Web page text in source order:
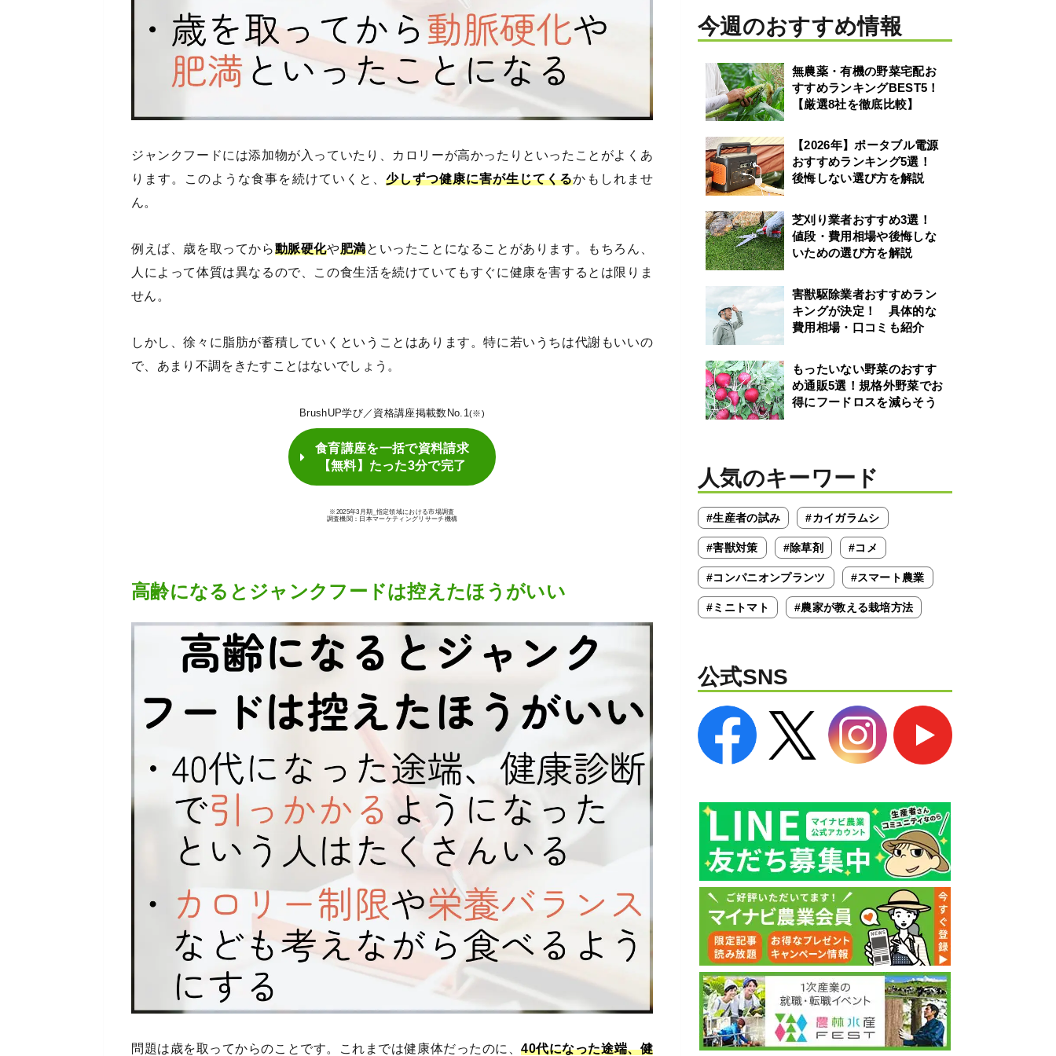
ジャンクフードには添加物が入っていたり、カロリーが高かったりといったことがよくあ
ります。このような食事を続けていくと、 少しずつ健康に害が生じてくるかもしれませ
ん。
例えば、歳を取ってから動脈硬化や肥満といったことになることがあります。もちろん、
人によって体質は異なるので、この食生活を続けていてもすぐに健康を害するとは限りま
せん。
しかし、徐々に脂肪が蓄積していくということはあります。特に若いうちは代謝もいいの
で、あまり不調をきたすことはないでしょう。
BrushUP学び／資格講座掲載数No.1 (※)
食育講座を一括で資料請求
【無料】たった3分で完了
※2025年3月期_指定領域における市場調査
調査機関：日本マーケティングリサーチ機構
高齢になるとジャンクフードは控えたほうがいい
問題は歳を取ってからのことです。これまでは健康体だったのに、40代になった途端、健
今週のおすすめ情報
無農薬・有機の野菜宅配お
すすめランキングBEST5！
【厳選8社を徹底比較】
【2026年】ポータブル電源
おすすめランキング5選！
後悔しない選び方を解説
芝刈り業者おすすめ3選！
値段・費用相場や後悔しな
いための選び方を解説
害獣駆除業者おすすめラン
キングが決定！ 具体的な
費用相場・口コミも紹介
もったいない野菜のおすす
め通販5選！規格外野菜でお
得にフードロスを減らそう
人気のキーワード
#生産者の試み #カイガラムシ
#害獣対策 #除草剤 #コメ
#コンパニオンプランツ #スマート農業
#ミニトマト #農家が教える栽培方法
公式SNS